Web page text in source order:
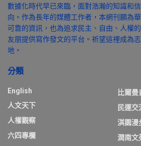
數據化時代早已來臨，面對浩瀚的知識和
向。作為長年的媒體工作者，本網刊願為
可靠的資訊，也為追求民主、自由、人權
友朋提供寫作發文的平台。祈望這裡成為
地。
分類
English
人文天下
人權觀察
六四專欄
比爾曼
民運交
淇園漫
潤南文